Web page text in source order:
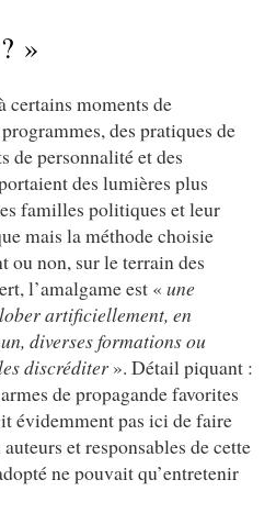
»
certains moments de
des pratiques de
de personnalité et des
des lumières plus
familles politiques et leur
mais la méthode choisie
ou non, sur le terrain des
l’amalgame est « une
artificiellement, en
diverses formations ou
discréditer ». Détail piquant :
de propagande favorites
évidemment pas ici de faire
et responsables de cette
ne pouvait qu’entretenir